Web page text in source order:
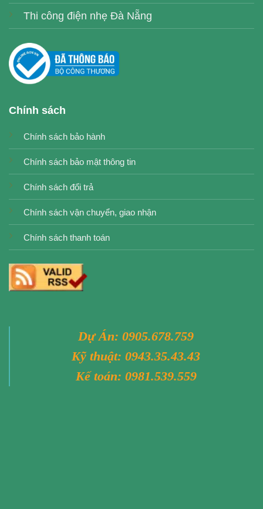
Thi công điện nhẹ Đà Nẵng
Chính sách
Chính sách bảo hành
Chính sách bảo mật thông tin
Chính sách đổi trả
Chính sách vận chuyển, giao nhận
Chính sách thanh toán
Dự Án: 0905.678.759
Kỹ thuật: 0943.35.43.43
Kế toán: 0981.539.559